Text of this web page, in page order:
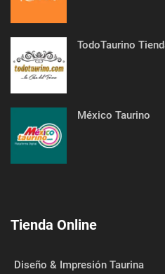
TodoTaurino
México Taurino
Tienda Online
Diseño & Impresión Taurina